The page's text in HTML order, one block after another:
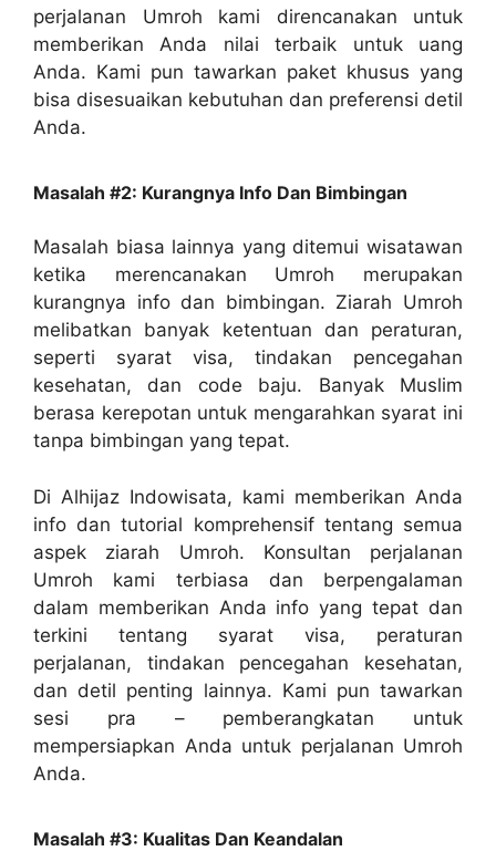
perjalanan Umroh kami direncanakan untuk
memberikan Anda nilai terbaik untuk uang
Anda. Kami pun tawarkan paket khusus yang
bisa disesuaikan kebutuhan dan preferensi detil
Anda.
Masalah #2: Kurangnya Info Dan Bimbingan
Masalah biasa lainnya yang ditemui wisatawan
ketika merencanakan Umroh merupakan
kurangnya info dan bimbingan. Ziarah Umroh
melibatkan banyak ketentuan dan peraturan,
seperti syarat visa, tindakan pencegahan
kesehatan, dan code baju. Banyak Muslim
berasa kerepotan untuk mengarahkan syarat ini
tanpa bimbingan yang tepat.
Di Alhijaz Indowisata, kami memberikan Anda
info dan tutorial komprehensif tentang semua
aspek ziarah Umroh. Konsultan perjalanan
Umroh kami terbiasa dan berpengalaman
dalam memberikan Anda info yang tepat dan
terkini tentang syarat visa, peraturan
perjalanan, tindakan pencegahan kesehatan,
dan detil penting lainnya. Kami pun tawarkan
sesi pra – pemberangkatan untuk
mempersiapkan Anda untuk perjalanan Umroh
Anda.
Masalah #3: Kualitas Dan Keandalan